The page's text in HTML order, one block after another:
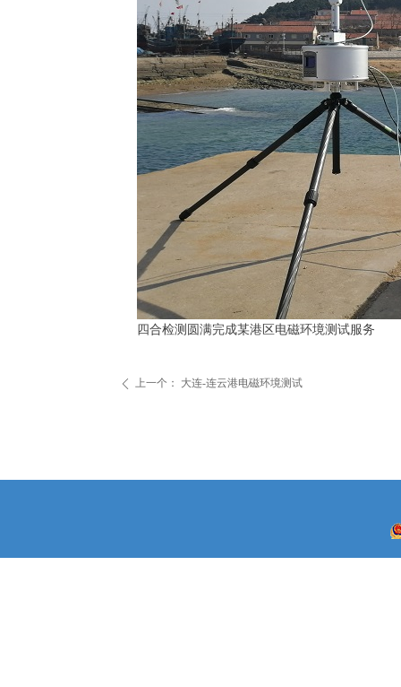
ꄴ 上一个： 大连-连云港电磁环境测试
四合检测圆满完成某港区电磁环境测试服务